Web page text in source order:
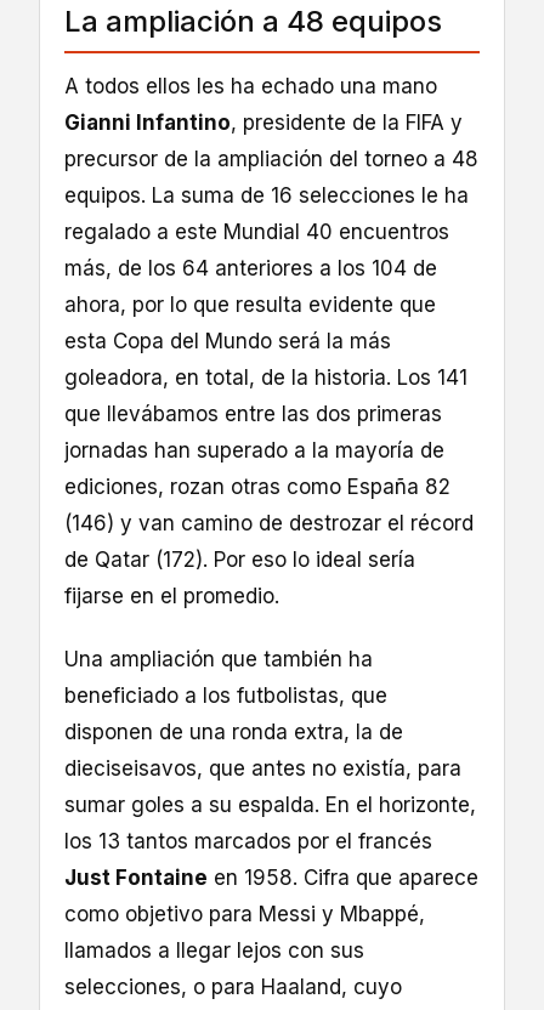
La ampliación a 48 equipos
A todos ellos les ha echado una mano
Gianni Infantino, presidente de la FIFA y
precursor de la ampliación del torneo a 48
equipos. La suma de 16 selecciones le ha
regalado a este Mundial 40 encuentros
más, de los 64 anteriores a los 104 de
ahora, por lo que resulta evidente que
esta Copa del Mundo será la más
goleadora, en total, de la historia. Los 141
que llevábamos entre las dos primeras
jornadas han superado a la mayoría de
ediciones, rozan otras como España 82
(146) y van camino de destrozar el récord
de Qatar (172). Por eso lo ideal sería
fijarse en el promedio.
Una ampliación que también ha
beneficiado a los futbolistas, que
disponen de una ronda extra, la de
dieciseisavos, que antes no existía, para
sumar goles a su espalda. En el horizonte,
los 13 tantos marcados por el francés
Just Fontaine en 1958. Cifra que aparece
como objetivo para Messi y Mbappé,
llamados a llegar lejos con sus
selecciones, o para Haaland, cuyo